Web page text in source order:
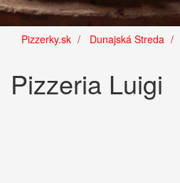
Pizzerky.sk Dunajská Streda
Pizzeria Luigi